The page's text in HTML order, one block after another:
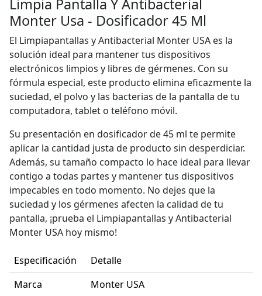
Limpia Pantalla Y Antibacterial
Monter Usa - Dosificador 45 Ml
El Limpiapantallas y Antibacterial Monter USA es la
solución ideal para mantener tus dispositivos
electrónicos limpios y libres de gérmenes. Con su
fórmula especial, este producto elimina eficazmente la
suciedad, el polvo y las bacterias de la pantalla de tu
computadora, tablet o teléfono móvil.
Su presentación en dosificador de 45 ml te permite
aplicar la cantidad justa de producto sin desperdiciar.
Además, su tamaño compacto lo hace ideal para llevar
contigo a todas partes y mantener tus dispositivos
impecables en todo momento. No dejes que la
suciedad y los gérmenes afecten la calidad de tu
pantalla, ¡prueba el Limpiapantallas y Antibacterial
Monter USA hoy mismo!
Especificación
Detalle
Marca
Monter USA